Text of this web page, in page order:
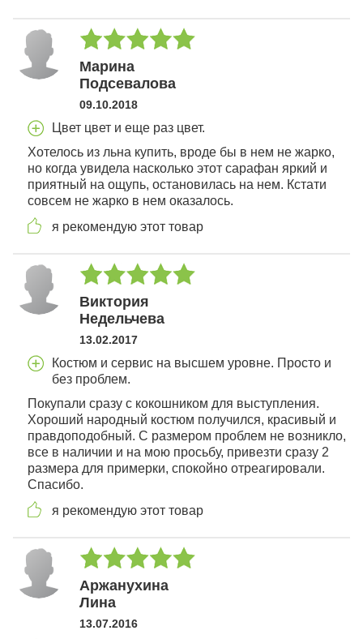
Марина
Подсевалова
09.10.2018
Цвет цвет и еще раз цвет.
Хотелось из льна купить, вроде бы в нем не жарко,
но когда увидела насколько этот сарафан яркий и
приятный на ощупь, остановилась на нем. Кстати
совсем не жарко в нем оказалось.
я рекомендую этот товар
Виктория
Недельчева
13.02.2017
Костюм и сервис на высшем уровне. Просто и
без проблем.
Покупали сразу с кокошником для выступления.
Хороший народный костюм получился, красивый и
правдоподобный. С размером проблем не возникло,
все в наличии и на мою просьбу, привезти сразу 2
размера для примерки, спокойно отреагировали.
Спасибо.
я рекомендую этот товар
Аржанухина
Лина
13.07.2016